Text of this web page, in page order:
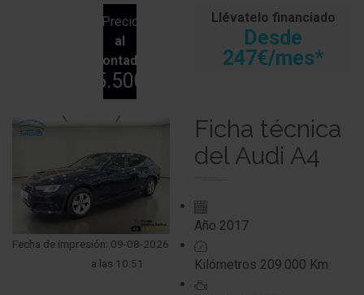
Precio
al
contado
15.500€
Llévatelo financiado
Desde
247€/mes*
Fecha de impresión: 09-08-2026
a las 10:51
Ficha técnica
del Audi A4
Año 2017
Kilómetros 209.000 Km